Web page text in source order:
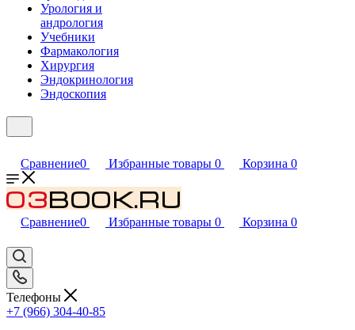
Урология и
андрология
Учебники
Фармакология
Хирургия
Эндокринология
Эндоскопия
Сравнение0 Избранные товары 0 Корзина 0
Сравнение0 Избранные товары 0 Корзина 0
Телефоны
+7 (966) 304-40-85